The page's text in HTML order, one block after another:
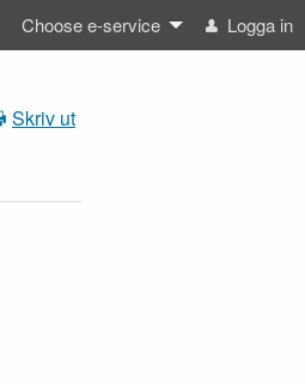
Choose e-service Logga in
Skriv ut